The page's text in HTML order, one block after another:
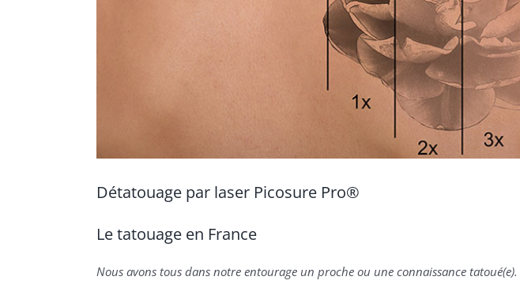
Détatouage par laser Picosure Pro®
Le tatouage en France
Nous avons tous dans notre entourage un proche ou une connaissance tatoué(e).